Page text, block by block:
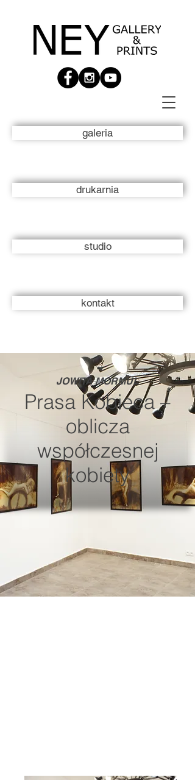
galeria
drukarnia
studio
kontakt
JOWITA MORMUL
Prasa Kobieca –
oblicza
współczesnej
kobiety